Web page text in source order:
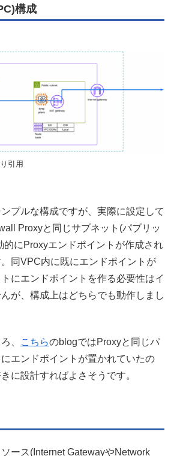
構成
引用
ンプルな構成ですが、実際に設定して
Proxyと同じサブネット(パブリッ
的にProxyエンドポイントが作成され
同VPC内に既にエンドポイントが
にエンドポイントを作る必要性はイ
が、構成上はどちらでも動作しまし
、 こちらのblogではProxyと同じパ
エンドポイントが置かれていたの
に設計すればよさそうです。
ース(Internet GatewayやNetwork